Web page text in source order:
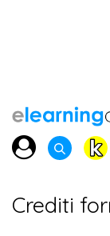
Crediti